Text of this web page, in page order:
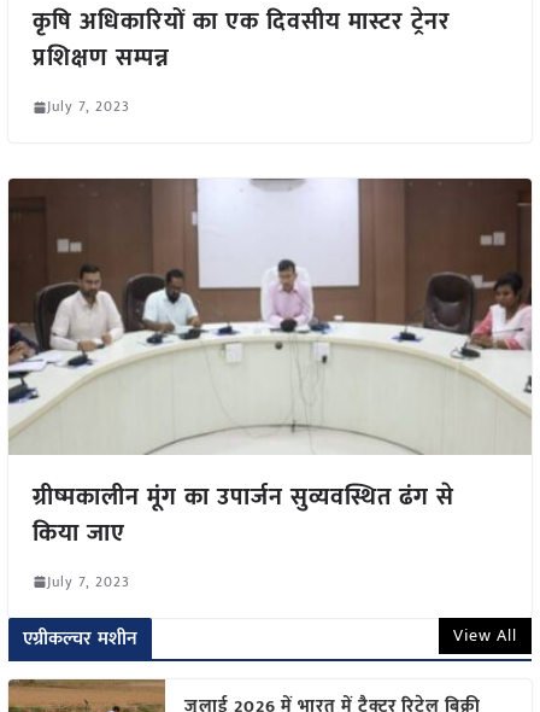
कृषि अधिकारियों का एक दिवसीय मास्टर ट्रेनर
प्रशिक्षण सम्पन्न
July 7, 2023
ग्रीष्मकालीन मूंग का उपार्जन सुव्यवस्थित ढंग से
किया जाए
July 7, 2023
एग्रीकल्चर मशीन View All